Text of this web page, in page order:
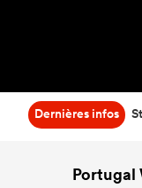
Dernières infos
Portugal